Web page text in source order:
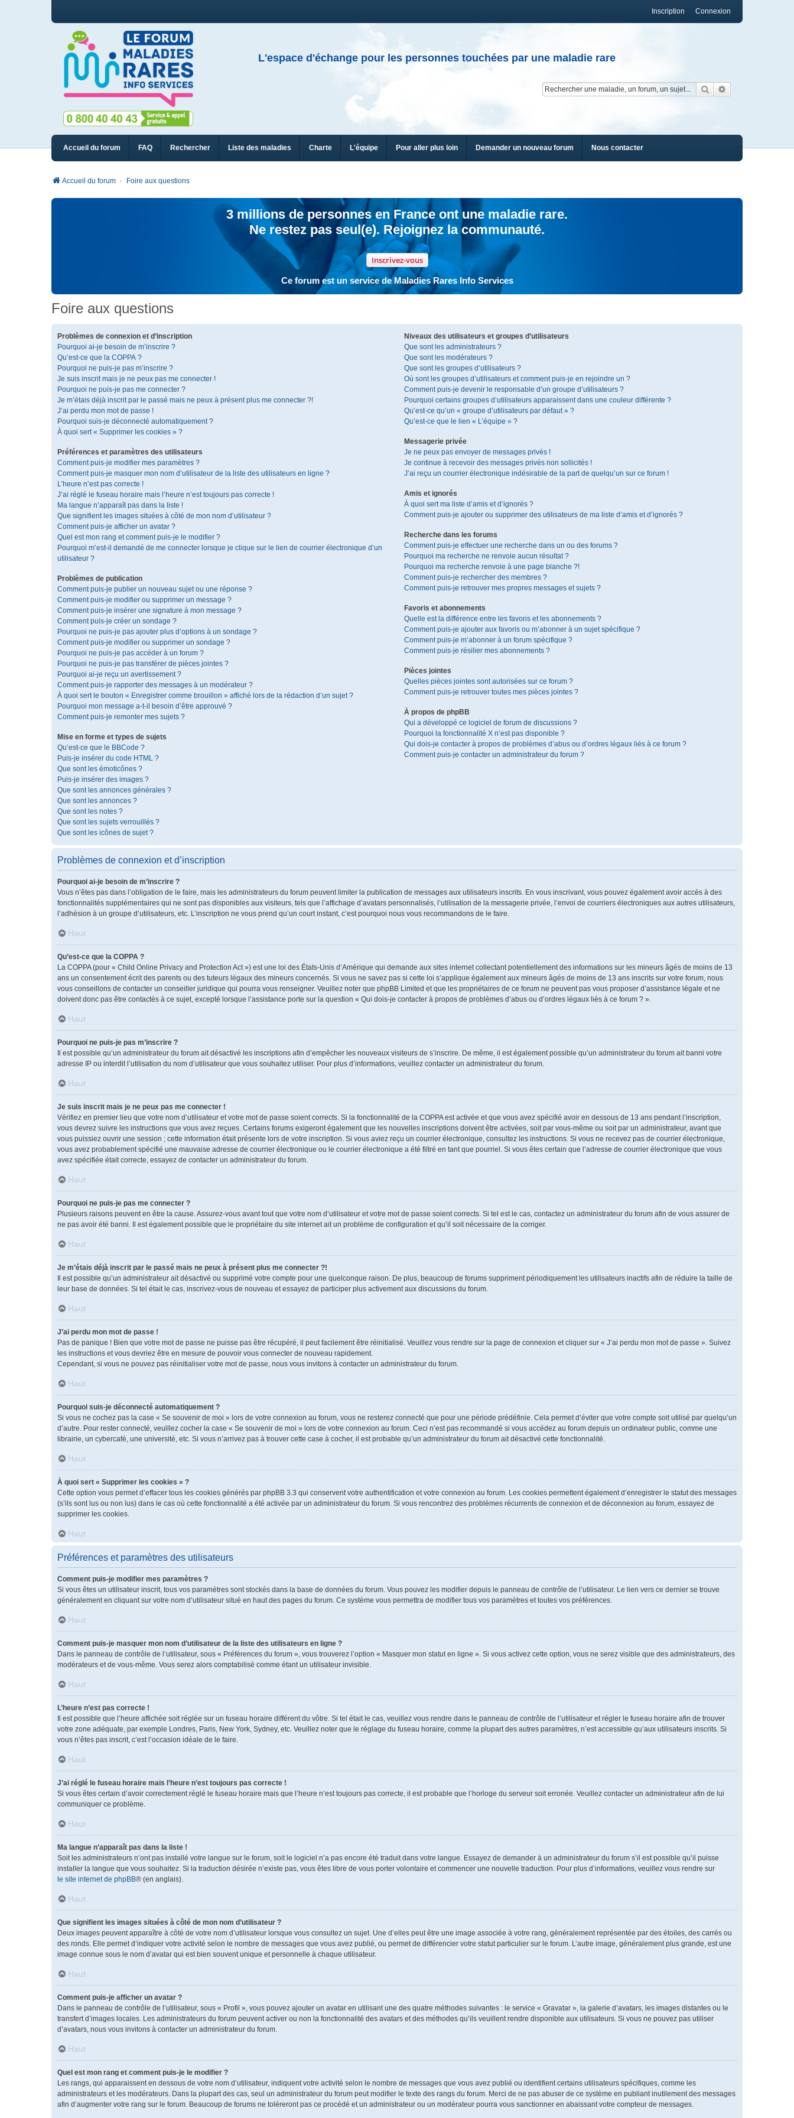
Connexion
Inscription
L'espace d'échange pour les personnes touchées par une maladie rare
Rechercher
Accueil du forum FAQ Rechercher Liste des maladies Charte L'équipe Pour aller plus loin Demander un nouveau forum Nous contacter
Accueil du forum Foire aux questions
3 millions de personnes en France ont une maladie rare.
Ne restez pas seul(e). Rejoignez la communauté.
Inscrivez-vous
Ce forum est un service de Maladies Rares Info Services
Foire aux questions
Problèmes de connexion et d’inscription
Pourquoi ai-je besoin de m’inscrire ?
Qu’est-ce que la COPPA ?
Pourquoi ne puis-je pas m’inscrire ?
Je suis inscrit mais je ne peux pas me connecter !
Pourquoi ne puis-je pas me connecter ?
Je m’étais déjà inscrit par le passé mais ne peux à présent plus me connecter ?!
J’ai perdu mon mot de passe !
Pourquoi suis-je déconnecté automatiquement ?
À quoi sert « Supprimer les cookies » ?
Préférences et paramètres des utilisateurs
Comment puis-je modifier mes paramètres ?
Comment puis-je masquer mon nom d’utilisateur de la liste des utilisateurs en ligne ?
L’heure n’est pas correcte !
J’ai réglé le fuseau horaire mais l’heure n’est toujours pas correcte !
Ma langue n’apparaît pas dans la liste !
Que signifient les images situées à côté de mon nom d’utilisateur ?
Comment puis-je afficher un avatar ?
Quel est mon rang et comment puis-je le modifier ?
Pourquoi m’est-il demandé de me connecter lorsque je clique sur le lien de courrier électronique d’un
utilisateur ?
Problèmes de publication
Comment puis-je publier un nouveau sujet ou une réponse ?
Comment puis-je modifier ou supprimer un message ?
Comment puis-je insérer une signature à mon message ?
Comment puis-je créer un sondage ?
Pourquoi ne puis-je pas ajouter plus d’options à un sondage ?
Comment puis-je modifier ou supprimer un sondage ?
Pourquoi ne puis-je pas accéder à un forum ?
Pourquoi ne puis-je pas transférer de pièces jointes ?
Pourquoi ai-je reçu un avertissement ?
Comment puis-je rapporter des messages à un modérateur ?
À quoi sert le bouton « Enregistrer comme brouillon » affiché lors de la rédaction d’un sujet ?
Pourquoi mon message a-t-il besoin d’être approuvé ?
Comment puis-je remonter mes sujets ?
Mise en forme et types de sujets
Qu’est-ce que le BBCode ?
Puis-je insérer du code HTML ?
Que sont les émoticônes ?
Puis-je insérer des images ?
Que sont les annonces générales ?
Que sont les annonces ?
Que sont les notes ?
Que sont les sujets verrouillés ?
Que sont les icônes de sujet ?
Niveaux des utilisateurs et groupes d’utilisateurs
Que sont les administrateurs ?
Que sont les modérateurs ?
Que sont les groupes d’utilisateurs ?
Où sont les groupes d’utilisateurs et comment puis-je en rejoindre un ?
Comment puis-je devenir le responsable d’un groupe d’utilisateurs ?
Pourquoi certains groupes d’utilisateurs apparaissent dans une couleur différente ?
Qu’est-ce qu’un « groupe d’utilisateurs par défaut » ?
Qu’est-ce que le lien « L’équipe » ?
Messagerie privée
Je ne peux pas envoyer de messages privés !
Je continue à recevoir des messages privés non sollicités !
J’ai reçu un courrier électronique indésirable de la part de quelqu’un sur ce forum !
Amis et ignorés
À quoi sert ma liste d’amis et d’ignorés ?
Comment puis-je ajouter ou supprimer des utilisateurs de ma liste d’amis et d’ignorés ?
Recherche dans les forums
Comment puis-je effectuer une recherche dans un ou des forums ?
Pourquoi ma recherche ne renvoie aucun résultat ?
Pourquoi ma recherche renvoie à une page blanche ?!
Comment puis-je rechercher des membres ?
Comment puis-je retrouver mes propres messages et sujets ?
Favoris et abonnements
Quelle est la différence entre les favoris et les abonnements ?
Comment puis-je ajouter aux favoris ou m’abonner à un sujet spécifique ?
Comment puis-je m’abonner à un forum spécifique ?
Comment puis-je résilier mes abonnements ?
Pièces jointes
Quelles pièces jointes sont autorisées sur ce forum ?
Comment puis-je retrouver toutes mes pièces jointes ?
À propos de phpBB
Qui a développé ce logiciel de forum de discussions ?
Pourquoi la fonctionnalité X n’est pas disponible ?
Qui dois-je contacter à propos de problèmes d’abus ou d’ordres légaux liés à ce forum ?
Comment puis-je contacter un administrateur du forum ?
Problèmes de connexion et d’inscription
Pourquoi ai-je besoin de m’inscrire ?
Vous n’êtes pas dans l’obligation de le faire, mais les administrateurs du forum peuvent limiter la publication de messages aux utilisateurs inscrits. En vous inscrivant, vous pouvez également avoir accès à des
fonctionnalités supplémentaires qui ne sont pas disponibles aux visiteurs, tels que l’affichage d’avatars personnalisés, l’utilisation de la messagerie privée, l’envoi de courriers électroniques aux autres utilisateurs,
l’adhésion à un groupe d’utilisateurs, etc. L’inscription ne vous prend qu’un court instant, c’est pourquoi nous vous recommandons de le faire.
Haut
Qu’est-ce que la COPPA ?
La COPPA (pour « Child Online Privacy and Protection Act ») est une loi des États-Unis d’Amérique qui demande aux sites internet collectant potentiellement des informations sur les mineurs âgés de moins de 13
ans un consentement écrit des parents ou des tuteurs légaux des mineurs concernés. Si vous ne savez pas si cette loi s’applique également aux mineurs âgés de moins de 13 ans inscrits sur votre forum, nous
vous conseillons de contacter un conseiller juridique qui pourra vous renseigner. Veuillez noter que phpBB Limited et que les propriétaires de ce forum ne peuvent pas vous proposer d’assistance légale et ne
doivent donc pas être contactés à ce sujet, excepté lorsque l’assistance porte sur la question « Qui dois-je contacter à propos de problèmes d’abus ou d’ordres légaux liés à ce forum ? ».
Haut
Pourquoi ne puis-je pas m’inscrire ?
Il est possible qu’un administrateur du forum ait désactivé les inscriptions afin d’empêcher les nouveaux visiteurs de s’inscrire. De même, il est également possible qu’un administrateur du forum ait banni votre
adresse IP ou interdit l’utilisation du nom d’utilisateur que vous souhaitez utiliser. Pour plus d’informations, veuillez contacter un administrateur du forum.
Haut
Je suis inscrit mais je ne peux pas me connecter !
Vérifiez en premier lieu que votre nom d’utilisateur et votre mot de passe soient corrects. Si la fonctionnalité de la COPPA est activée et que vous avez spécifié avoir en dessous de 13 ans pendant l’inscription,
vous devrez suivre les instructions que vous avez reçues. Certains forums exigeront également que les nouvelles inscriptions doivent être activées, soit par vous-même ou soit par un administrateur, avant que
vous puissiez ouvrir une session ; cette information était présente lors de votre inscription. Si vous aviez reçu un courrier électronique, consultez les instructions. Si vous ne recevez pas de courrier électronique,
vous avez probablement spécifié une mauvaise adresse de courrier électronique ou le courrier électronique a été filtré en tant que pourriel. Si vous êtes certain que l’adresse de courrier électronique que vous
avez spécifiée était correcte, essayez de contacter un administrateur du forum.
Haut
Pourquoi ne puis-je pas me connecter ?
Plusieurs raisons peuvent en être la cause. Assurez-vous avant tout que votre nom d’utilisateur et votre mot de passe soient corrects. Si tel est le cas, contactez un administrateur du forum afin de vous assurer de
ne pas avoir été banni. Il est également possible que le propriétaire du site internet ait un problème de configuration et qu’il soit nécessaire de la corriger.
Haut
Je m’étais déjà inscrit par le passé mais ne peux à présent plus me connecter ?!
Il est possible qu’un administrateur ait désactivé ou supprimé votre compte pour une quelconque raison. De plus, beaucoup de forums suppriment périodiquement les utilisateurs inactifs afin de réduire la taille de
leur base de données. Si tel était le cas, inscrivez-vous de nouveau et essayez de participer plus activement aux discussions du forum.
Haut
J’ai perdu mon mot de passe !
Pas de panique ! Bien que votre mot de passe ne puisse pas être récupéré, il peut facilement être réinitialisé. Veuillez vous rendre sur la page de connexion et cliquer sur « J’ai perdu mon mot de passe ». Suivez
les instructions et vous devriez être en mesure de pouvoir vous connecter de nouveau rapidement.
Cependant, si vous ne pouvez pas réinitialiser votre mot de passe, nous vous invitons à contacter un administrateur du forum.
Haut
Pourquoi suis-je déconnecté automatiquement ?
Si vous ne cochez pas la case « Se souvenir de moi » lors de votre connexion au forum, vous ne resterez connecté que pour une période prédéfinie. Cela permet d’éviter que votre compte soit utilisé par quelqu’un
d’autre. Pour rester connecté, veuillez cocher la case « Se souvenir de moi » lors de votre connexion au forum. Ceci n’est pas recommandé si vous accédez au forum depuis un ordinateur public, comme une
librairie, un cybercafé, une université, etc. Si vous n’arrivez pas à trouver cette case à cocher, il est probable qu’un administrateur du forum ait désactivé cette fonctionnalité.
Haut
À quoi sert « Supprimer les cookies » ?
Cette option vous permet d’effacer tous les cookies générés par phpBB 3.3 qui conservent votre authentification et votre connexion au forum. Les cookies permettent également d’enregistrer le statut des messages
(s’ils sont lus ou non lus) dans le cas où cette fonctionnalité a été activée par un administrateur du forum. Si vous rencontrez des problèmes récurrents de connexion et de déconnexion au forum, essayez de
supprimer les cookies.
Haut
Préférences et paramètres des utilisateurs
Comment puis-je modifier mes paramètres ?
Si vous êtes un utilisateur inscrit, tous vos paramètres sont stockés dans la base de données du forum. Vous pouvez les modifier depuis le panneau de contrôle de l’utilisateur. Le lien vers ce dernier se trouve
généralement en cliquant sur votre nom d’utilisateur situé en haut des pages du forum. Ce système vous permettra de modifier tous vos paramètres et toutes vos préférences.
Haut
Comment puis-je masquer mon nom d’utilisateur de la liste des utilisateurs en ligne ?
Dans le panneau de contrôle de l’utilisateur, sous « Préférences du forum », vous trouverez l’option « Masquer mon statut en ligne ». Si vous activez cette option, vous ne serez visible que des administrateurs, des
modérateurs et de vous-même. Vous serez alors comptabilisé comme étant un utilisateur invisible.
Haut
L’heure n’est pas correcte !
Il est possible que l’heure affichée soit réglée sur un fuseau horaire différent du vôtre. Si tel était le cas, veuillez vous rendre dans le panneau de contrôle de l’utilisateur et régler le fuseau horaire afin de trouver
votre zone adéquate, par exemple Londres, Paris, New York, Sydney, etc. Veuillez noter que le réglage du fuseau horaire, comme la plupart des autres paramètres, n’est accessible qu’aux utilisateurs inscrits. Si
vous n’êtes pas inscrit, c’est l’occasion idéale de le faire.
Haut
J’ai réglé le fuseau horaire mais l’heure n’est toujours pas correcte !
Si vous êtes certain d’avoir correctement réglé le fuseau horaire mais que l’heure n’est toujours pas correcte, il est probable que l’horloge du serveur soit erronée. Veuillez contacter un administrateur afin de lui
communiquer ce problème.
Haut
Ma langue n’apparaît pas dans la liste !
Soit les administrateurs n’ont pas installé votre langue sur le forum, soit le logiciel n’a pas encore été traduit dans votre langue. Essayez de demander à un administrateur du forum s’il est possible qu’il puisse
installer la langue que vous souhaitez. Si la traduction désirée n’existe pas, vous êtes libre de vous porter volontaire et commencer une nouvelle traduction. Pour plus d’informations, veuillez vous rendre sur
le site internet de phpBB® (en anglais).
Haut
Que signifient les images situées à côté de mon nom d’utilisateur ?
Deux images peuvent apparaître à côté de votre nom d’utilisateur lorsque vous consultez un sujet. Une d’elles peut être une image associée à votre rang, généralement représentée par des étoiles, des carrés ou
des ronds. Elle permet d’indiquer votre activité selon le nombre de messages que vous avez publié, ou permet de différencier votre statut particulier sur le forum. L’autre image, généralement plus grande, est une
image connue sous le nom d’avatar qui est bien souvent unique et personnelle à chaque utilisateur.
Haut
Comment puis-je afficher un avatar ?
Dans le panneau de contrôle de l’utilisateur, sous « Profil », vous pouvez ajouter un avatar en utilisant une des quatre méthodes suivantes : le service « Gravatar », la galerie d’avatars, les images distantes ou le
transfert d’images locales. Les administrateurs du forum peuvent activer ou non la fonctionnalité des avatars et des méthodes qu’ils veuillent rendre disponible aux utilisateurs. Si vous ne pouvez pas utiliser
d’avatars, nous vous invitons à contacter un administrateur du forum.
Haut
Quel est mon rang et comment puis-je le modifier ?
Les rangs, qui apparaissent en dessous de votre nom d’utilisateur, indiquent votre activité selon le nombre de messages que vous avez publié ou identifient certains utilisateurs spécifiques, comme les
administrateurs et les modérateurs. Dans la plupart des cas, seul un administrateur du forum peut modifier le texte des rangs du forum. Merci de ne pas abuser de ce système en publiant inutilement des messages
afin d’augmenter votre rang sur le forum. Beaucoup de forums ne toléreront pas ce procédé et un administrateur ou un modérateur pourra vous sanctionner en abaissant votre compteur de messages.